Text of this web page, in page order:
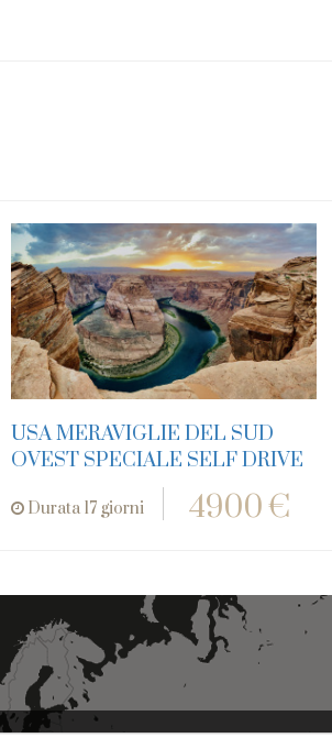
USA MERAVIGLIE DEL SUD
OVEST SPECIALE SELF DRIVE
Durata 17 giorni 4900 €